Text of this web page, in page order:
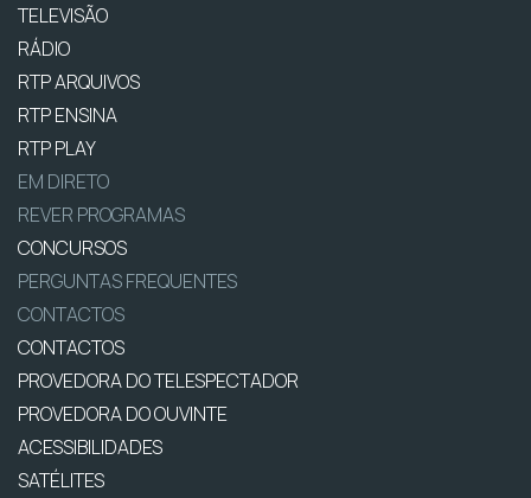
TELEVISÃO
RÁDIO
RTP ARQUIVOS
RTP ENSINA
RTP PLAY
EM DIRETO
REVER PROGRAMAS
CONCURSOS
PERGUNTAS FREQUENTES
CONTACTOS
CONTACTOS
PROVEDORA DO TELESPECTADOR
PROVEDORA DO OUVINTE
ACESSIBILIDADES
SATÉLITES